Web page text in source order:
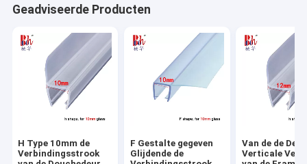
Geadviseerde Producten
H Type 10mm de
Verbindingsstrook
F Gestalte gegeven
Glijdende de
Van de de Deur
Verticale